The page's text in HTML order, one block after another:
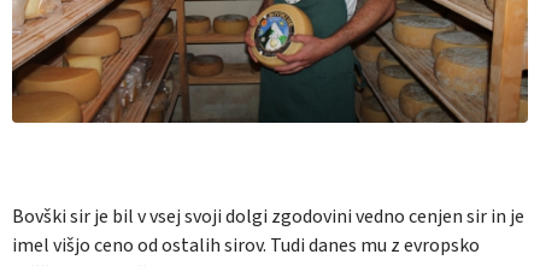
Bovški sir je bil v vsej svoji dolgi zgodovini vedno cenjen sir in je
imel višjo ceno od ostalih sirov. Tudi danes mu z evropsko